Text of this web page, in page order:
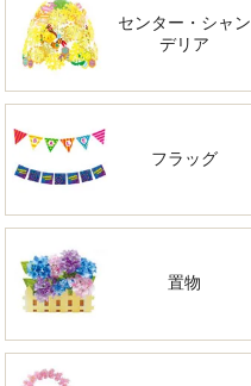
センター・シャン
デリア
フラッグ
置物